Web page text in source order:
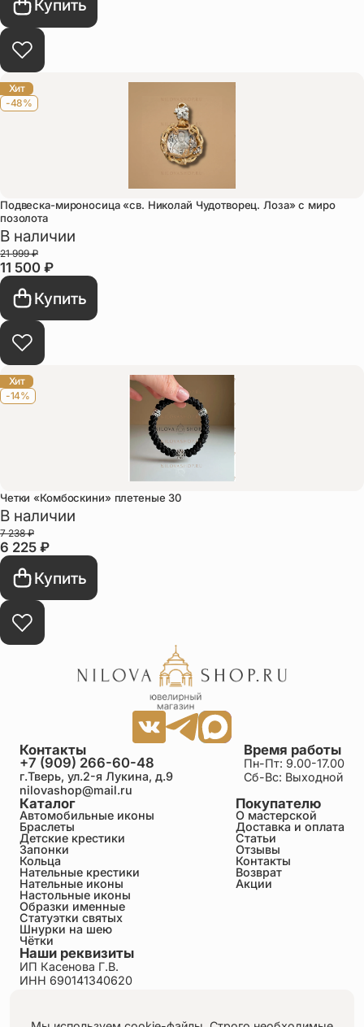
Купить
Хит
-48%
Подвеска-мироносица «св. Николай Чудотворец. Лоза» с миро
позолота
В наличии
11 500 ₽
21 999₽
Купить
Хит
-14%
Четки «Комбоскини» плетеные 30
В наличии
6 225 ₽
7 238₽
Купить
Каталог
Автомобильные иконы
Браслеты
Детские крестики
Запонки
Кольца
Нательные крестики
Нательные иконы
Настольные иконы
Образки именные
Статуэтки святых
Шнурки на шею
Чётки
Покупателю
О мастерской
Доставка и оплата
Статьи
Отзывы
Контакты
Возврат
Акции
Время работы
Пн-Пт: 9.00-17.00
Сб-Вс: Выходной
Контакты
+7 (909) 266-60-48
г.Тверь, ул.2-я Лукина, д.9
nilovashop@mail.ru
Наши реквизиты
ИП Касенова Г.В.
ИНН 690141340620
Пользовательское соглашение